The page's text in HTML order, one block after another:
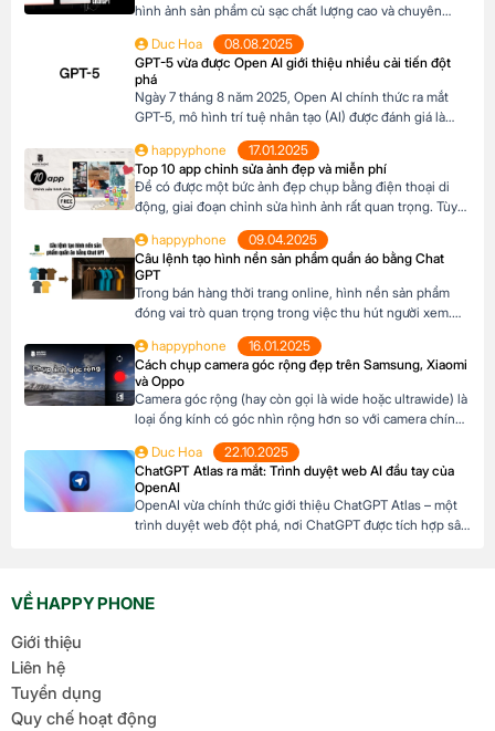
hình ảnh sản phẩm củ sạc chất lượng cao và chuyên
hàng mà còn thúc đẩy tỉ lệ nhấp chuột, tăng chuyển đổi
và nâng cao nhận diện thương hiệu. Tin vui là […]
Duc Hoa
08.08.2025
GPT-5 vừa được Open AI giới thiệu nhiều cải tiến đột
phá
Ngày 7 tháng 8 năm 2025, Open AI chính thức ra mắt
GPT-5, mô hình trí tuệ nhân tạo (AI) được đánh giá là
những cải tiến vượt trội về khả năng lý luận, lập trình,
sáng tạo nội dung và tương tác đa […]
happyphone
17.01.2025
Top 10 app chỉnh sửa ảnh đẹp và miễn phí
Để có được một bức ảnh đẹp chụp bằng điện thoại di
động, giai đoạn chỉnh sửa hình ảnh rất quan trọng. Tùy
theo loại hình ảnh mà có những app chỉnh ảnh khác
nhau. Dưới đây là top 10 app chỉnh ảnh miễn phí trên di
động có thể tham khảo: Mục lục1 App […]
happyphone
09.04.2025
Câu lệnh tạo hình nền sản phẩm quần áo bằng Chat
GPT
Trong bán hàng thời trang online, hình nền sản phẩm
đóng vai trò quan trọng trong việc thu hút người xem.
Thay vì mất thời gian setup hoặc thuê thiết kế, bạn có
thể dùng ChatGPT để tạo câu lệnh (prompt) cho các
công cụ AI như Midjourney, DALL·E hay Bing Image
Creator, giúp tạo […]
happyphone
16.01.2025
Cách chụp camera góc rộng đẹp trên Samsung, Xiaomi
và Oppo
Camera góc rộng (hay còn gọi là wide hoặc ultrawide) là
loại ống kính có góc nhìn rộng hơn so với camera chính.
Điều này cho phép thu được nhiều chi tiết hơn trong
một khung hình, tạo hiệu ứng không gian rộng lớn và ấn
tượng. Thường được dùng để thu trọn vẻ đẹp […]
Duc Hoa
22.10.2025
ChatGPT Atlas ra mắt: Trình duyệt web AI đầu tay của
OpenAI
OpenAI vừa chính thức giới thiệu ChatGPT Atlas – một
trình duyệt web đột phá, nơi ChatGPT được tích hợp sâu
sàng […]
VỀ HAPPY PHONE
Giới thiệu
Liên hệ
Tuyển dụng
Quy chế hoạt động